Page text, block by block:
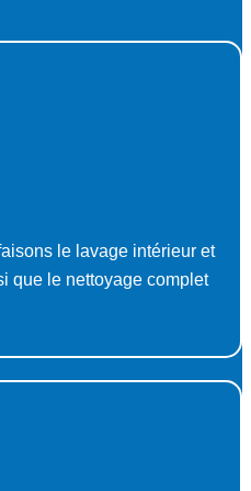
le lavage intérieur et
que le nettoyage complet